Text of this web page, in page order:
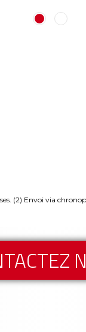
(2) Envoi via